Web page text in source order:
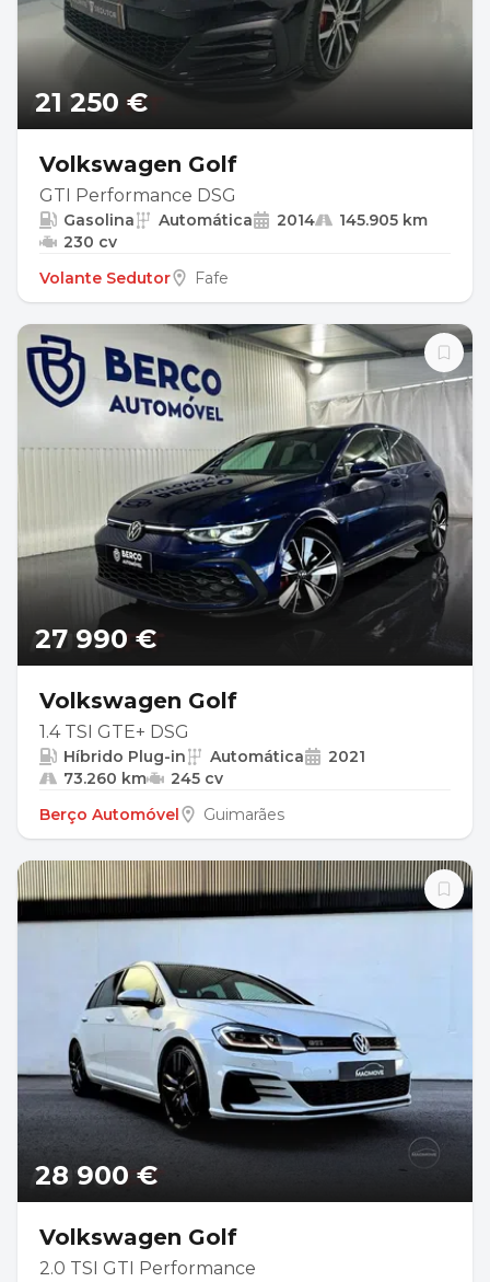
21 250 €
Volkswagen Golf
GTI Performance DSG
Gasolina Automática 2014
145.905 km
230 cv
Volante Sedutor
Fafe
27 990 €
Volkswagen Golf
1.4 TSI GTE+ DSG
Híbrido Plug-in Automática
2021
73.260 km
245 cv
Berço Automóvel
Guimarães
28 900 €
Volkswagen Golf
2.0 TSI GTI Performance